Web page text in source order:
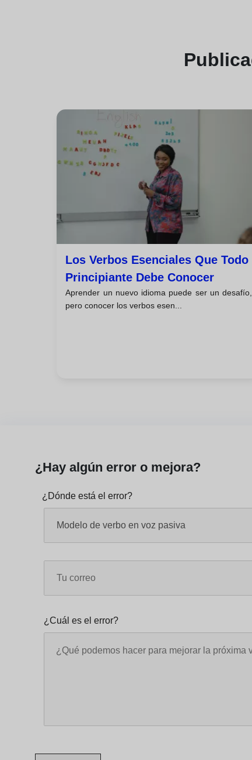
Los Verbos Esenciales Que Todo
Principiante Debe Conocer
Aprender un nuevo idioma puede ser un desafío,
pero conocer los verbos esen...
¿Hay algún error o mejora?
¿Dónde está el error?
¿Cuál es el error?